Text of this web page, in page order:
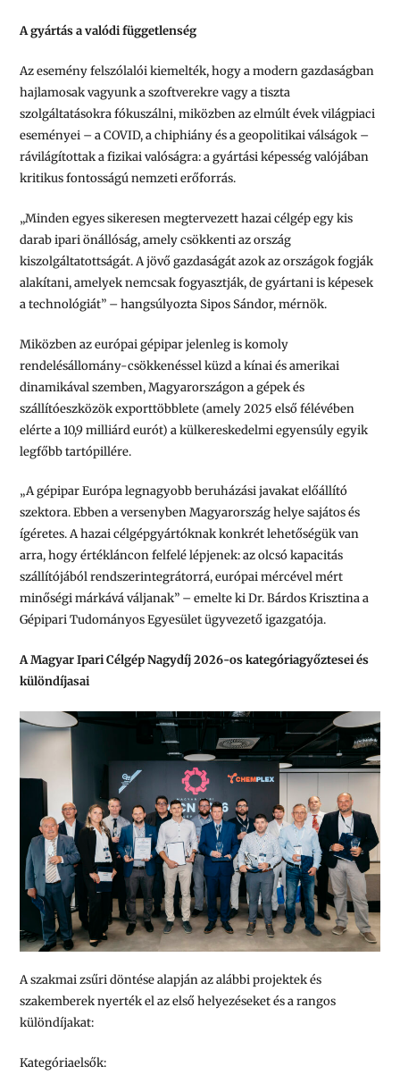
A gyártás a valódi függetlenség
Az esemény felszólalói kiemelték, hogy a modern gazdaságban
hajlamosak vagyunk a szoftverekre vagy a tiszta
szolgáltatásokra fókuszálni, miközben az elmúlt évek világpiaci
eseményei – a COVID, a chiphiány és a geopolitikai válságok –
rávilágítottak a fizikai valóságra: a gyártási képesség valójában
kritikus fontosságú nemzeti erőforrás.
„Minden egyes sikeresen megtervezett hazai célgép egy kis
darab ipari önállóság, amely csökkenti az ország
kiszolgáltatottságát. A jövő gazdaságát azok az országok fogják
alakítani, amelyek nemcsak fogyasztják, de gyártani is képesek
a technológiát” – hangsúlyozta Sipos Sándor, mérnök.
Miközben az európai gépipar jelenleg is komoly
rendelésállomány-csökkenéssel küzd a kínai és amerikai
dinamikával szemben, Magyarországon a gépek és
szállítóeszközök exporttöbblete (amely 2025 első félévében
elérte a 10,9 milliárd eurót) a külkereskedelmi egyensúly egyik
legfőbb tartópillére.
„A gépipar Európa legnagyobb beruházási javakat előállító
szektora. Ebben a versenyben Magyarország helye sajátos és
ígéretes. A hazai célgépgyártóknak konkrét lehetőségük van
arra, hogy értékláncon felfelé lépjenek: az olcsó kapacitás
szállítójából rendszerintegrátorrá, európai mércével mért
minőségi márkává váljanak” – emelte ki Dr. Bárdos Krisztina a
Gépipari Tudományos Egyesület ügyvezető igazgatója.
A Magyar Ipari Célgép Nagydíj 2026-os kategóriagyőztesei és
különdíjasai
A szakmai zsűri döntése alapján az alábbi projektek és
szakemberek nyerték el az első helyezéseket és a rangos
különdíjakat:
Kategóriaelsők: